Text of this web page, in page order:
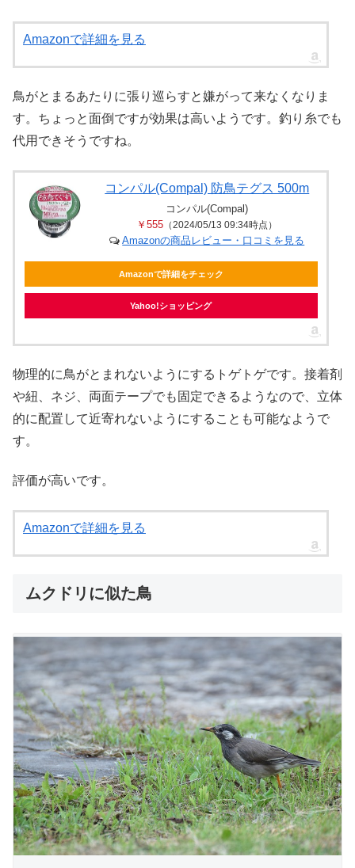
Amazonで詳細を見る
鳥がとまるあたりに張り巡らすと嫌がって来なくなりま
す。ちょっと面倒ですが効果は高いようです。釣り糸でも
代用できそうですね。
コンパル(Compal) 防鳥テグス 500m
コンパル(Compal)
￥555 （2024/05/13 09:34時点）
Amazonの商品レビュー・口コミを見る
Amazonで詳細をチェック
Yahoo!ショッピング
物理的に鳥がとまれないようにするトゲトゲです。接着剤
や紐、ネジ、両面テープでも固定できるようなので、立体
的に配置して近寄れないようにすることも可能なようで
す。
評価が高いです。
Amazonで詳細を見る
ムクドリに似た鳥